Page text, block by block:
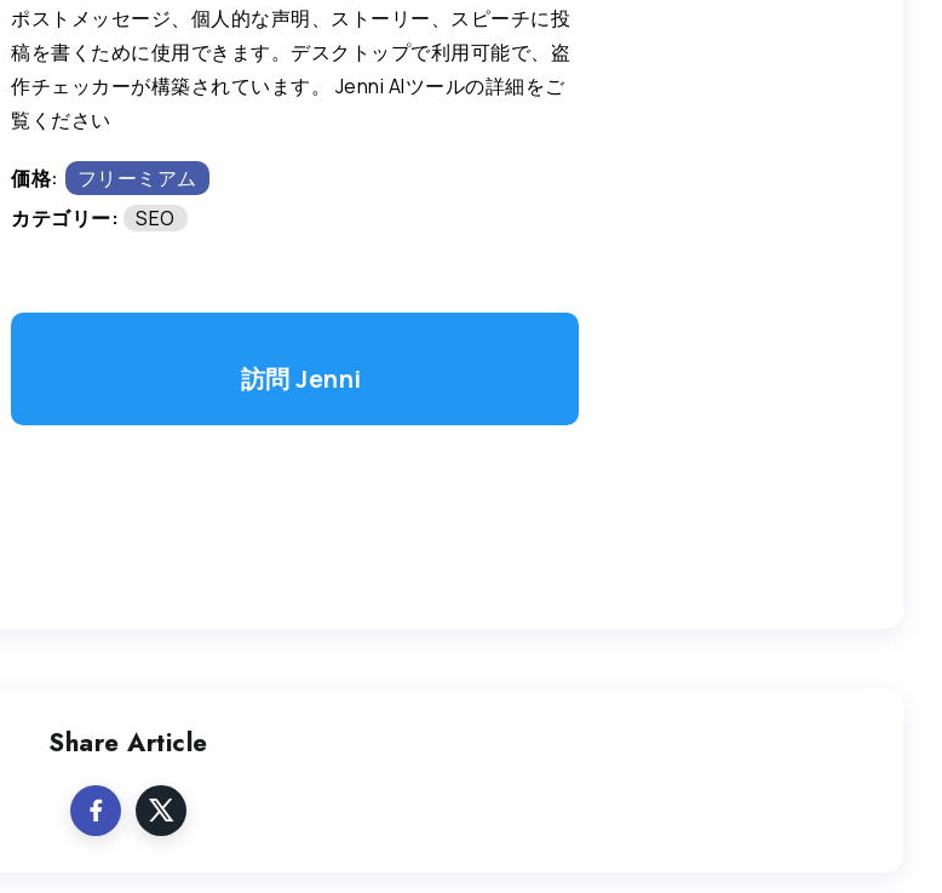
ポストメッセージ、個人的な声明、ストーリー、スピーチに投
稿を書くために使用できます。デスクトップで利用可能で、盗
作チェッカーが構築されています。 Jenni AIツールの詳細をご
覧ください
価格:
フリーミアム
カテゴリー:
SEO
訪問 Jenni
Share Article